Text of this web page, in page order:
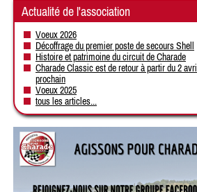
Actualité de l'association
Voeux 2026
Décoffrage du premier poste de secours Shell
Histoire et patrimoine du circuit de Charade
Charade Classic est de retour à partir du 2 avril
prochain
Voeux 2025
tous les articles...